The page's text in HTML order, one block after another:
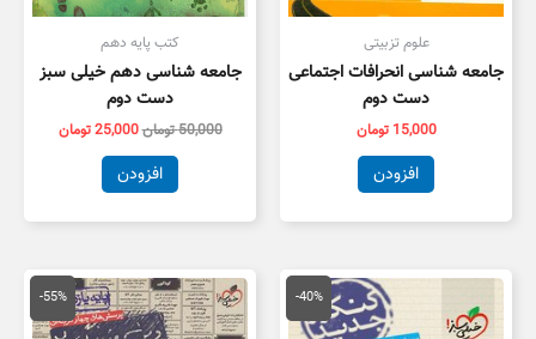
علوم تزبیتی
جامعه شناسی انحرافات اجتماعی
دست دوم
15,000 تومان
افزودن
کتب پایه دهم
جامعه شناسی دهم خیلی سبز
دست دوم
50,000تومان25,000تومان
افزودن
-40%
قیمت
اصلی
55,000 تومان
قیمت
فعلی
33,000 تومان
-55%
قیمت
اصلی
55,000 تومان
قیمت
فعلی